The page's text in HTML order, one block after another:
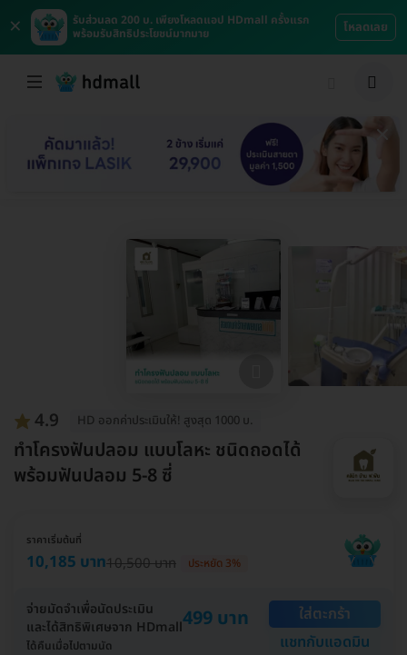
×
รับส่วนลด 200 บ. เพียงโหลดแอป HDmall ครั้งแรก
พร้อมรับสิทธิประโยชน์มากมาย
โหลดเลย
4.9 HD ออกค่าประเมินให้! สูงสุด 1000 บ.
ทำโครงฟันปลอม แบบโลหะ ชนิดถอดได้
พร้อมฟันปลอม 5-8 ซี่
ราคาเริ่มต้นที่
10,185 บาท10,500 บาท ประหยัด 3%
จ่ายมัดจำเพื่อนัดประเมิน
และได้สิทธิพิเศษจาก HDmall499 บาท
ได้คืนเมื่อไปตามนัด
ใส่ตะกร้า
แชทกับแอดมิน